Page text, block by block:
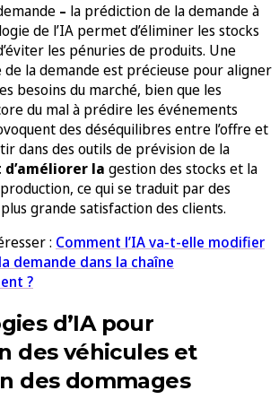
– la prédiction de la demande à
de l’IA permet d’éliminer les stocks
les pénuries de produits. Une
la demande est précieuse pour aligner
besoins du marché, bien que les
du mal à prédire les événements
des déséquilibres entre l’offre et
dans des outils de prévision de la
la gestion des stocks et la
ce qui se traduit par des
grande satisfaction des clients.
: Comment l’IA va-t-elle modifier
demande dans la chaîne
?
d’IA pour
des véhicules et
des dommages